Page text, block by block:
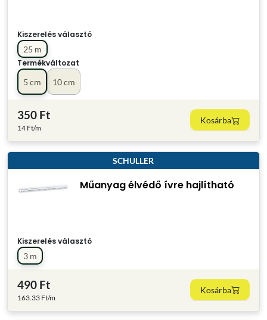
Kiszerelés választó
25 m
Termékváltozat
10 cm
5 cm
350 Ft
14 Ft/m
Kosárba
SCHULLER
Műanyag élvédő ívre hajlítható
Kiszerelés választó
3 m
490 Ft
163.33 Ft/m
Kosárba